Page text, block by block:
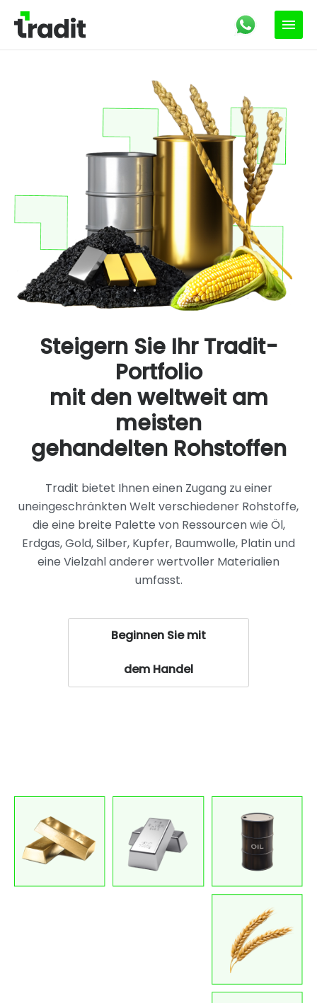
Steigern Sie Ihr Tradit-
Portfolio
mit den weltweit am
meisten
gehandelten Rohstoffen
Tradit bietet Ihnen einen Zugang zu einer
uneingeschränkten Welt verschiedener Rohstoffe,
die eine breite Palette von Ressourcen wie Öl,
Erdgas, Gold, Silber, Kupfer, Baumwolle, Platin und
eine Vielzahl anderer wertvoller Materialien
umfasst.
Beginnen Sie mit
dem Handel